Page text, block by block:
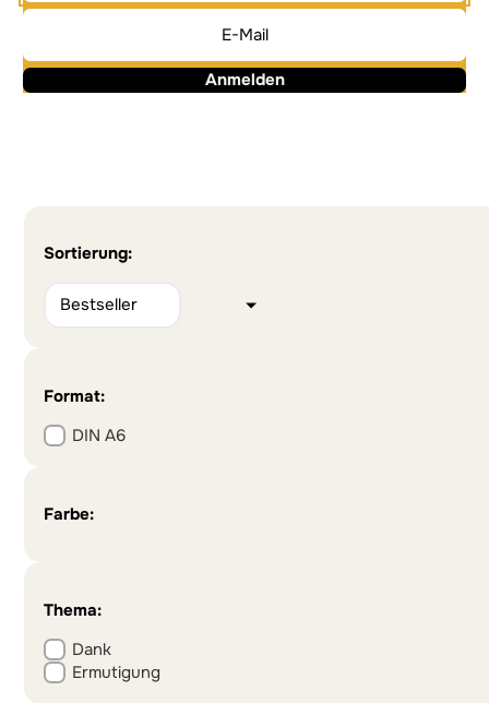
Anmelden
Sortierung:
Format:
DIN A6
Farbe:
Thema:
Dank
Ermutigung